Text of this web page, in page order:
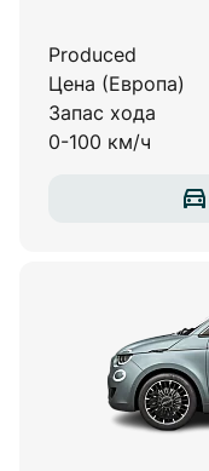
Produced
Цена (Европа)
Запас хода
0-100 км/ч